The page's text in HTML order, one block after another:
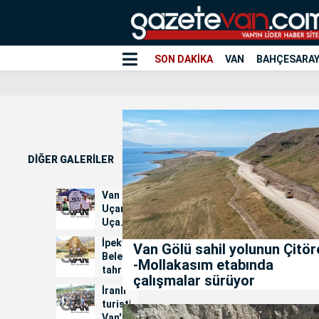
SON DAKİKA VAN BAHÇESARAY
DİĞER GALERİLER
Van
Uçamıyor:
Uçak
Seferleri
İçin
İmza
Kampanyası...
İpekyolu
Belediyesi
tahrip
edilen
kiliseler
için
İranlı
turistler
Van Gölü sahil yolunun
-Mollakasım etabında
çalışmalar sürüyor